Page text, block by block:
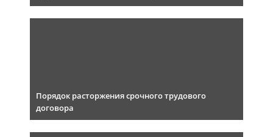
Порядок расторжения срочного трудового
договора